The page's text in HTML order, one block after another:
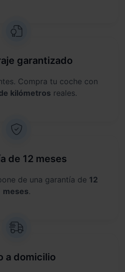
garantizado
Compra tu coche con
kilómetros reales.
de 12 meses
de una garantía de 12
meses.
a domicilio